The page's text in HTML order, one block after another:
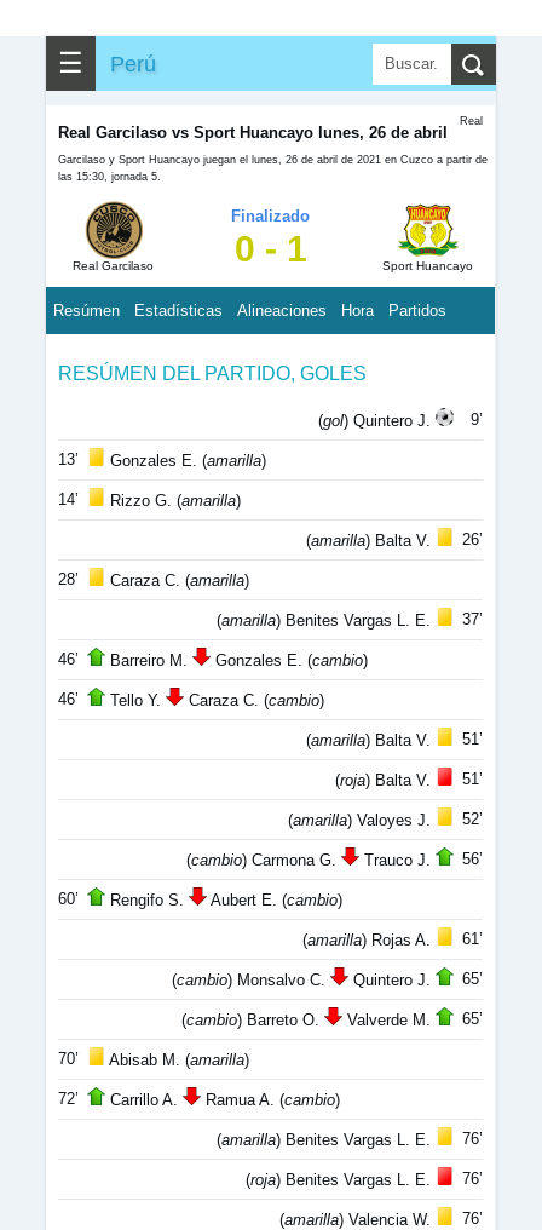
☰ Perú
Real Garcilaso vs Sport Huancayo lunes, 26 de abril
Real
Garcilaso y Sport Huancayo juegan el lunes, 26 de abril de 2021 en Cuzco a partir de
las 15:30, jornada 5.
Real Garcilaso
Finalizado
0 - 1 Sport Huancayo
Resúmen Estadísticas Alineaciones Hora Partidos
RESÚMEN DEL PARTIDO, GOLES
(gol) Quintero J. 9’
13’ Gonzales E. (amarilla)
14’ Rizzo G. (amarilla)
(amarilla) Balta V. 26’
28’ Caraza C. (amarilla)
(amarilla) Benites Vargas L. E. 37’
46’ Barreiro M. Gonzales E. (cambio)
46’ Tello Y. Caraza C. (cambio)
(amarilla) Balta V. 51’
(roja) Balta V. 51’
(amarilla) Valoyes J. 52’
(cambio) Carmona G. Trauco J. 56’
60’ Rengifo S. Aubert E. (cambio)
(amarilla) Rojas A. 61’
(cambio) Monsalvo C. Quintero J. 65’
(cambio) Barreto O. Valverde M. 65’
70’ Abisab M. (amarilla)
72’ Carrillo A. Ramua A. (cambio)
(amarilla) Benites Vargas L. E. 76’
(roja) Benites Vargas L. E. 76’
(amarilla) Valencia W. 76’